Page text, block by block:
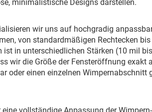
minimalistische Designs darstellen.
wir uns auf hochgradig
von standardmäßigen Rechtecken
ist in unterschiedlichen Stärken (10 mil
wir die Größe der Fensteröffnung exakt
oder einen einzelnen Wimpernabschnitt